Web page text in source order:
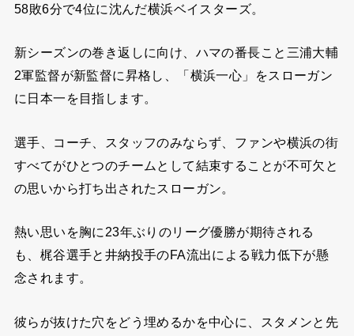
58敗6分で4位に沈んだ横浜ベイスターズ。
新シーズンの巻き返しに向け、ハマの番長こと三浦大輔
2軍監督が新監督に昇格し、「横浜一心」をスローガン
に日本一を目指します。
選手、コーチ、スタッフのみならず、ファンや横浜の街
すべてがひとつのチームとして結束することが不可欠と
の思いから打ち出されたスローガン。
熱い思いを胸に23年ぶりのリーグ優勝が期待される
も、梶谷選手と井納投手のFA流出による戦力低下が懸
念されます。
彼らが抜けた穴をどう埋めるかを中心に、スタメンと先